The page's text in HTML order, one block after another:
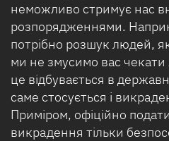
неможливо стримує нас
розпорядженнями.
потрібно розшук людей,
ми не змусимо вас
це відбувається в
саме стосується і
Приміром, офіційно
викрадення тільки